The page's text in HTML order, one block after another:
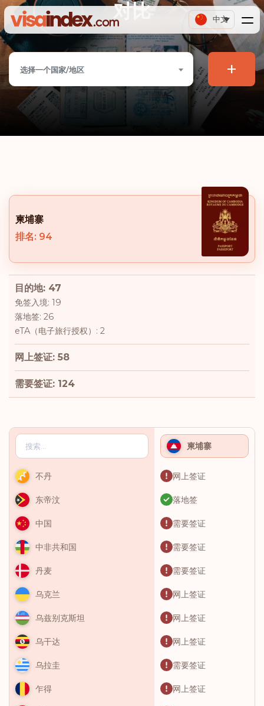
中文
对比
选择一个国家/地区 +
柬埔寨
排名: 94
目的地: 47
免签入境: 19
落地签: 26
eTA（电子旅行授权）: 2
网上签证: 58
需要签证: 124
柬埔寨
不丹 网上签证
东帝汶 落地签
中国 需要签证
中非共和国 需要签证
丹麦 需要签证
乌克兰 网上签证
乌兹别克斯坦 网上签证
乌干达 网上签证
乌拉圭 需要签证
乍得 网上签证